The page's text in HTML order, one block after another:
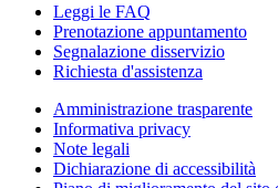
Leggi le FAQ
Prenotazione appuntamento
Segnalazione disservizio
Richiesta d'assistenza
Amministrazione trasparente
Informativa privacy
Note legali
Dichiarazione di accessibilità